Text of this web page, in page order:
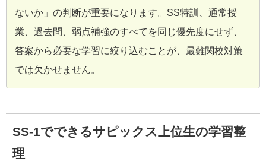
ないか」の判断が重要になります。SS特訓、通常授
業、過去問、弱点補強のすべてを同じ優先度にせず、
答案から必要な学習に絞り込むことが、最難関校対策
では欠かせません。
SS-1でできるサピックス上位生の学習整
理